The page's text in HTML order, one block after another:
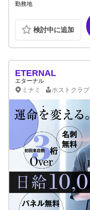
勤務地
検討中に追加
ETERNAL
エターナル
ミナミ ホストクラブ